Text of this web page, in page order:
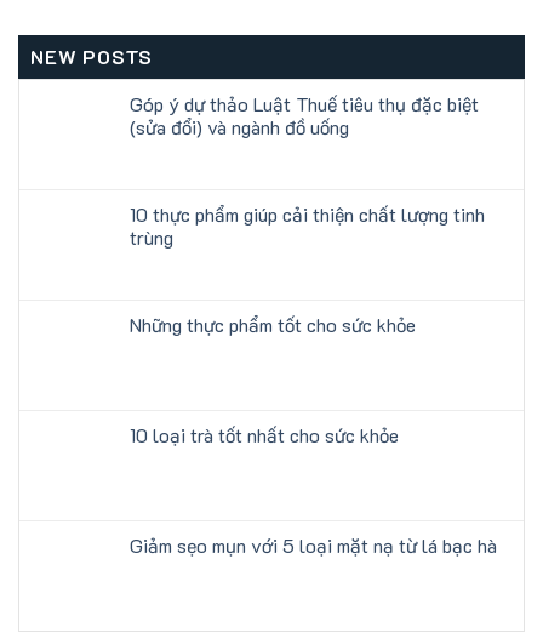
NEW POSTS
Góp ý dự thảo Luật Thuế tiêu thụ đặc biệt
(sửa đổi) và ngành đồ uống
10 thực phẩm giúp cải thiện chất lượng tinh
trùng
Những thực phẩm tốt cho sức khỏe
10 loại trà tốt nhất cho sức khỏe
Giảm sẹo mụn với 5 loại mặt nạ từ lá bạc hà